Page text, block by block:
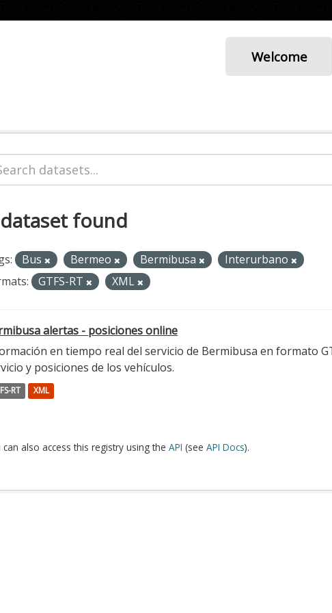
Welcome
found
Bus Bermeo Bermibusa
Interurbano
GTFS-RT XML
alertas - posiciones online
en tiempo real del servicio de Bermibusa en formato
y posiciones de los vehículos.
RT XML
can also access this registry using the API (see API Docs).